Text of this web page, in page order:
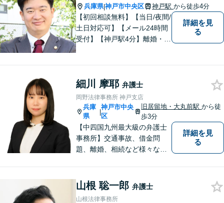
兵庫県|神戸市中央区 神戸駅 から徒歩4分
【初回相談無料】【当日/夜間/
土日対応可】【メール24時間
受付】【神戸駅4分】離婚・男
目指します。どんなささいな
事でも、お気軽にご相談くだ
さい。
詳細を見
る
細川 摩耶 弁護士
岡野法律事務所 神戸支店
兵庫
県
|
神戸市中央
区
旧居留地・大丸前駅から徒
歩3分
【中四国九州最大級の弁護士
事務所】交通事故、借金問
題、離婚、相続など様々な問
まずはお気軽にご相談くださ
い！
詳細を見
る
山根 聡一郎 弁護士
山根法律事務所